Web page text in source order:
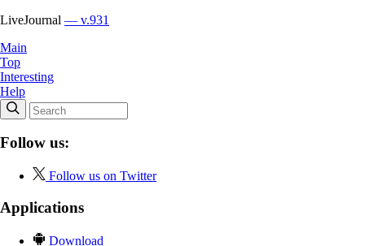
LiveJournal — v.931
Main
Top
Interesting
Help
Follow us:
Follow us on Twitter
Applications
Download